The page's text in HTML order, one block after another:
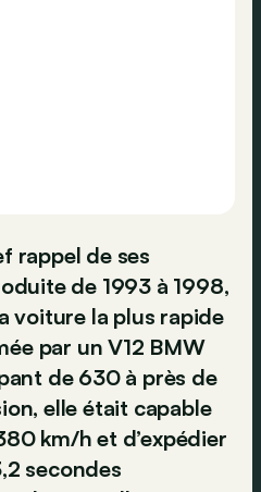
rappel de ses
de 1993 à 1998,
voiture la plus rapide
par un V12 BMW
de 630 à près de
elle était capable
km/h et d’expédier
secondes